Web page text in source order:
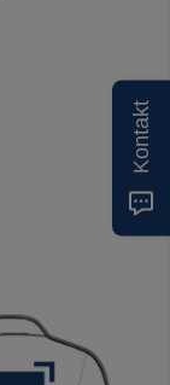
Kontakt